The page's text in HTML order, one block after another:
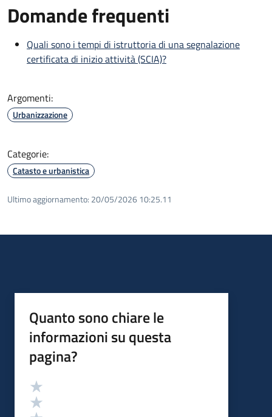
Domande frequenti
Quali sono i tempi di istruttoria di una segnalazione
certificata di inizio attività (SCIA)?
Argomenti:
Urbanizzazione
Categorie:
Catasto e urbanistica
Ultimo aggiornamento: 20/05/2026 10:25.11
Quanto sono chiare le
informazioni su questa
pagina?
Valutazione